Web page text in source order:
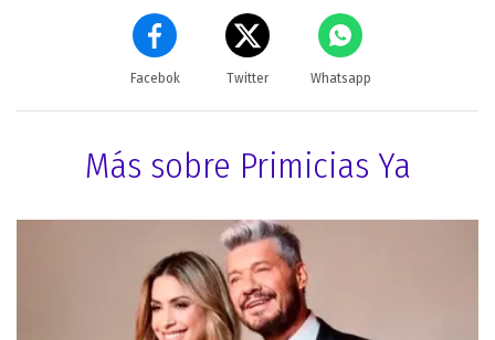
Facebok Twitter Whatsapp
Más sobre Primicias Ya